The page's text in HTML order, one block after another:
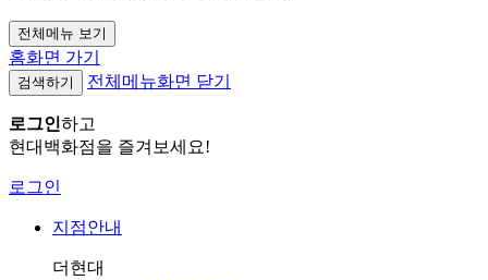
전체메뉴 보기
홈화면 가기
검색하기 전체메뉴화면 닫기
로그인하고
현대백화점을 즐겨보세요!
로그인
지점안내
더현대